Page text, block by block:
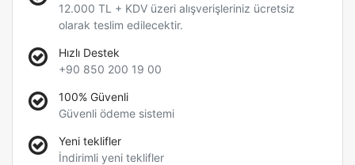
12.000 TL + KDV üzeri alışverişleriniz ücretsiz
olarak teslim edilecektir.
Hızlı Destek
+90 850 200 19 00
100% Güvenli
Güvenli ödeme sistemi
Yeni teklifler
İndirimli yeni teklifler